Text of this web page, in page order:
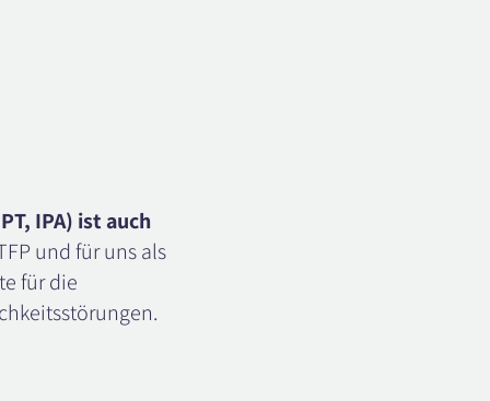
IPA) ist auch
und für uns als
für die